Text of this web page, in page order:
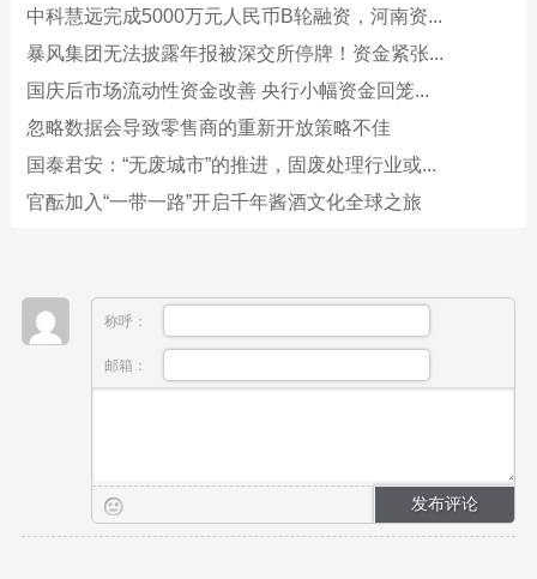
中科慧远完成5000万元人民币B轮融资，河南资...
暴风集团无法披露年报被深交所停牌！资金紧张...
国庆后市场流动性资金改善 央行小幅资金回笼...
忽略数据会导致零售商的重新开放策略不佳
国泰君安：“无废城市”的推进，固废处理行业或...
官酝加入“一带一路”开启千年酱酒文化全球之旅
称呼：
邮箱：